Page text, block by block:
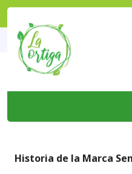
PUBLICADO EL 11 DE DICIEMBRE
Historia de la Marca